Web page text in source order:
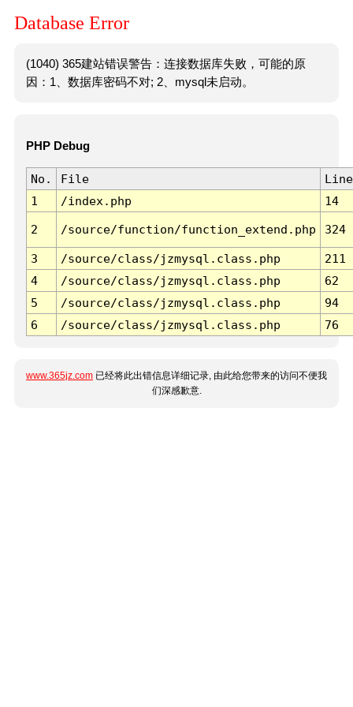
Database Error
(1040) 365建站错误警告：连接数据库失败，可能的原
因：1、数据库密码不对; 2、mysql未启动。
PHP Debug
No. File
Line
1
/index.php 14
2 /source/function/function_extend.php 324
3 /source/class/jzmysql.class.php
211
4
/source/class/jzmysql.class.php
62
5
/source/class/jzmysql.class.php
94
6
/source/class/jzmysql.class.php 76
www.365jz.com 已经将此出错信息详细记录, 由此给您带来的访问不便我
们深感歉意.